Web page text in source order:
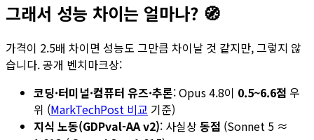
그래서 성능 차이는 얼마나? 🧭
가격이 2.5배 차이면 성능도 그만큼 차이날 것 같지만, 그렇지 않
습니다. 공개 벤치마크상:
코딩·터미널·컴퓨터 유즈·추론: Opus 4.8이 0.5~6.6점 우
위 (MarkTechPost 비교 기준)
지식 노동(GDPval-AA v2): 사실상동점 (Sonnet 5 ≈